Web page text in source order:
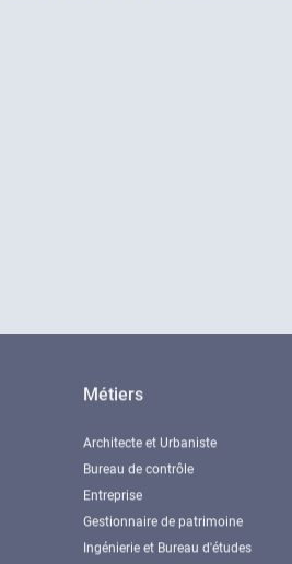
Métiers
Architecte et Urbaniste
Bureau de contrôle
Entreprise
Gestionnaire de patrimoine
Ingénierie et Bureau d'études